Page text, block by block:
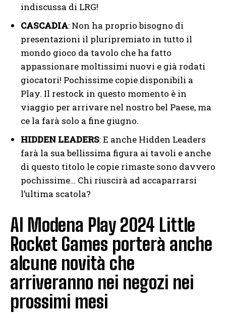
indiscussa di LRG!
CASCADIA: Non ha proprio bisogno di
presentazioni il pluripremiato in tutto il
mondo gioco da tavolo che ha fatto
appassionare moltissimi nuovi e già rodati
giocatori! Pochissime copie disponibili a
Play. Il restock in questo momento è in
viaggio per arrivare nel nostro bel Paese, ma
ce la farà solo a fine giugno.
HIDDEN LEADERS: E anche Hidden Leaders
farà la sua bellissima figura ai tavoli e anche
di questo titolo le copie rimaste sono davvero
pochissime… Chi riuscirà ad accaparrarsi
l’ultima scatola?
Al Modena Play 2024 Little
Rocket Games porterà anche
alcune novità che
arriveranno nei negozi nei
prossimi mesi